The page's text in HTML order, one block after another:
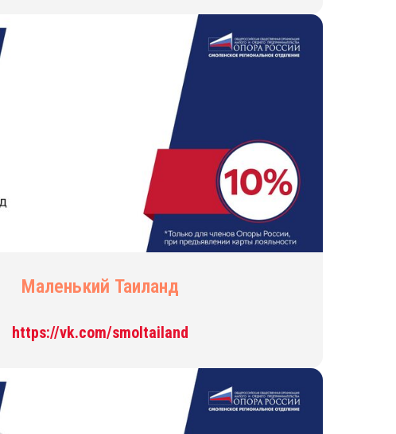
Маленький Таиланд
https://vk.com/smoltailand